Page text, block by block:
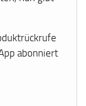
abonniert